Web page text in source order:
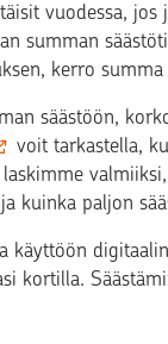
vuodessa,
summan
kerro
säästöön,
voit tarkastella,
laskimme
kuinka paljon
käyttöön
kortilla.